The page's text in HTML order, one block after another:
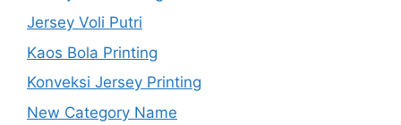
Jersey Voli Putri
Kaos Bola Printing
Konveksi Jersey Printing
New Category Name